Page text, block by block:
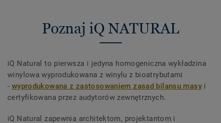
Poznaj iQ NATURAL
iQ Natural to pierwsza i jedyna homogeniczna wykładzina
winylowa wyprodukowana z winylu z bioatrybutami
- wyprodukowana z zastosowaniem zasad bilansu masy i
certyfikowana przez audytorów zewnętrznych.
iQ Natural zapewnia architektom, projektantom i